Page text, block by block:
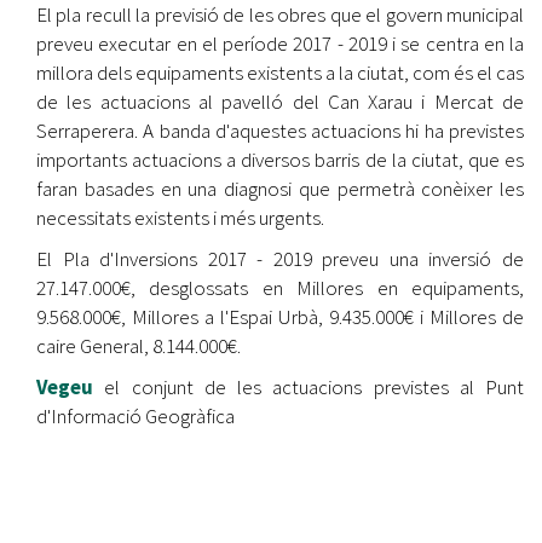
El pla recull la previsió de les obres que el govern municipal
preveu executar en el període 2017 - 2019 i se centra en la
millora dels equipaments existents a la ciutat, com és el cas
de les actuacions al pavelló del Can Xarau i Mercat de
Serraperera. A banda d'aquestes actuacions hi ha previstes
importants actuacions a diversos barris de la ciutat, que es
faran basades en una diagnosi que permetrà conèixer les
necessitats existents i més urgents.
El Pla d'Inversions 2017 - 2019 preveu una inversió de
27.147.000€, desglossats en Millores en equipaments,
9.568.000€, Millores a l'Espai Urbà, 9.435.000€ i Millores de
caire General, 8.144.000€.
Vegeu el conjunt de les actuacions previstes al Punt
d'Informació Geogràfica